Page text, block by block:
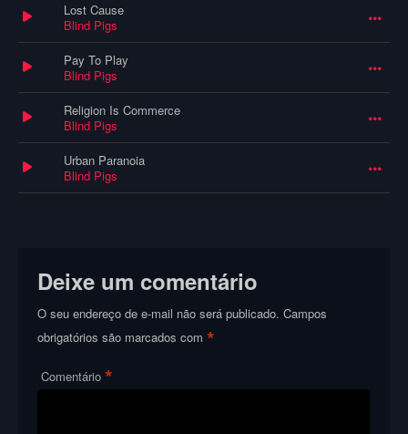
Lost Cause
Blind Pigs
Pay To Play
Blind Pigs
Religion Is Commerce
Blind Pigs
Urban Paranoia
Blind Pigs
Deixe um comentário
O seu endereço de e-mail não será publicado. Campos
obrigatórios são marcados com*
Comentário *